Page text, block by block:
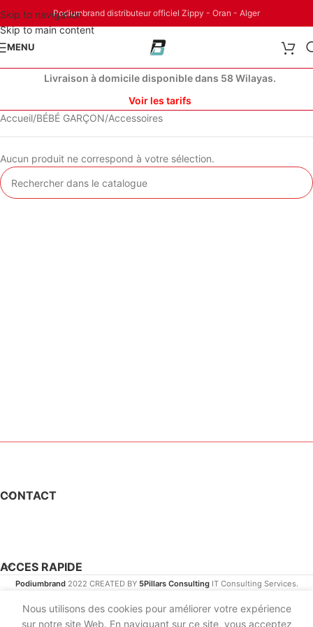
Skip to navigation
Skip to main content
Podiumbrand distributeur officiel Zippy - Oran - Alger
MENU
Livraison à domicile disponible dans 58 Wilayas.
Voir les tarifs
Accueil BÉBÉ GARÇON Accessoires
Aucun produit ne correspond à votre sélection.
CONTACT
ACCES RAPIDE
Podiumbrand 2022 CREATED BY 5Pillars ConsultingIT Consulting Services.
Nous utilisons des cookies pour améliorer votre expérience
sur notre site Web. En naviguant sur ce site, vous acceptez